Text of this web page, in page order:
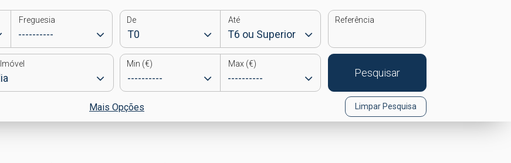
Freguesia De Até Referência
Min (€) Max (€)
Pesquisar
Mais Opções Limpar Pesquisa